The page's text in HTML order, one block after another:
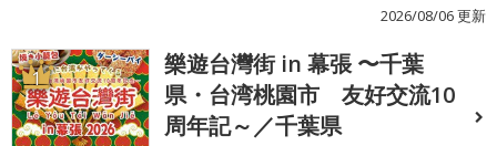
2026/08/06 更新
1
樂遊台灣街 in 幕張 〜千葉
県・台湾桃園市 友好交流10
周年記～／千葉県